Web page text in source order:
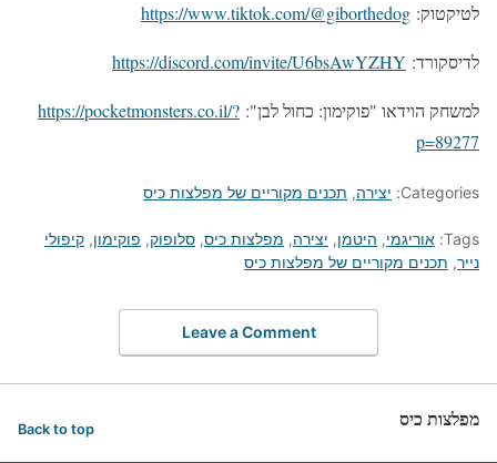
לטיקטוק: https://www.tiktok.com/@giborthedog
לדיסקורד: https://discord.com/invite/U6bsAwYZHY
למשחק הוידאו "פוקימון: כחול לבן": https://pocketmonsters.co.il/?
p=89277
Categories: יצירה, תכנים מקוריים של מפלצות כיס
Tags: אוריגמי, היטמן, יצירה, מפלצות כיס, סלופוק, פוקימון, קיפולי
נייר, תכנים מקוריים של מפלצות כיס
Leave a Comment
מפלצות כיס Back to top